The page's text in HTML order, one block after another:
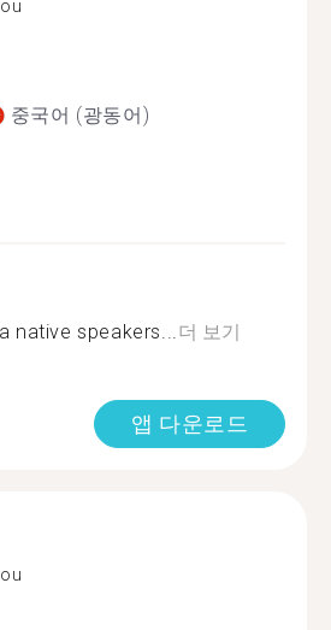
중국어 (광동어)
native speakers... 더 보기
앱 다운로드